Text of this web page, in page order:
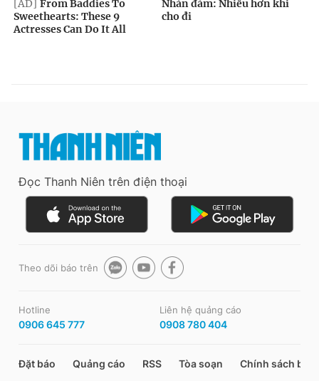
Đọc Thanh Niên trên điện thoại
Theo dõi báo trên
Hotline
0906 645 777
Liên hệ quảng cáo
0908 780 404
Đặt báo Quảng cáo RSS Tòa soạn Chính sách bảo